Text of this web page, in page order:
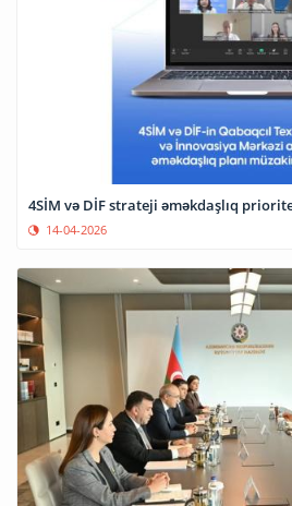
4SİM və DİF strateji əməkdaşlıq
14-04-2026